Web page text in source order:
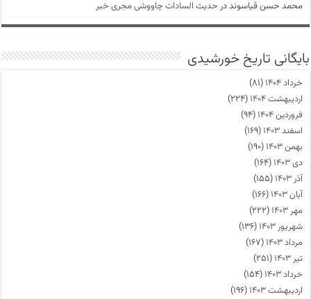
محمد حسن قیاسونددر حدیث السادات چاووشی مجری خبر
بایگانی تاریخ خورشیدی
خرداد ۱۴۰۴
(۸۱)
اردیبهشت ۱۴۰۴
(۲۲۴)
فروردین ۱۴۰۴
(۹۴)
اسفند ۱۴۰۳
(۱۶۹)
بهمن ۱۴۰۳
(۱۹۰)
دی ۱۴۰۳
(۱۶۴)
آذر ۱۴۰۳
(۱۵۵)
آبان ۱۴۰۳
(۱۶۶)
مهر ۱۴۰۳
(۲۲۲)
شهریور ۱۴۰۳
(۱۳۶)
مرداد ۱۴۰۳
(۱۶۷)
تیر ۱۴۰۳
(۲۵۱)
خرداد ۱۴۰۳
(۱۵۴)
اردیبهشت ۱۴۰۳
(۱۹۶)